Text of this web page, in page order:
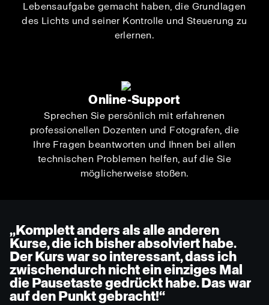
Lebensaufgabe gemacht haben, die Grundlagen
des Lichts und seiner Kontrolle und Steuerung zu
erlernen.
Online-Support
Sprechen Sie persönlich mit erfahrenen
professionellen Dozenten und Fotografen, die
Ihre Fragen beantworten und Ihnen bei allen
technischen Problemen helfen, auf die Sie
möglicherweise stoßen.
„Komplett anders als alle anderen
Kurse, die ich bisher absolviert habe.
Der Kurs war so interessant, dass ich
zwischendurch nicht ein einziges Mal
die Pausetaste gedrückt habe. Das war
auf den Punkt gebracht!“